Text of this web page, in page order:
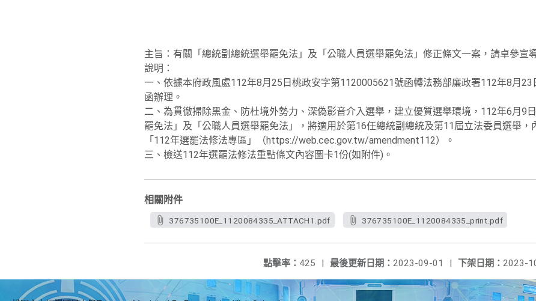
主旨：有關「總統副總統選舉罷免法」及「公職人員選舉罷免法」修正條文一案，請卓參宣
說明：
一、依據本府政風處112年8月25日桃政安字第1120005621號函轉法務部廉政署112年8月
函辦理。
二、為貫徹掃除黑金、防杜境外勢力、深偽影音介入選舉，建立優質選舉環境，112年6月9
罷免法」及「公職人員選舉罷免法」，將適用於第16任總統副總統及第11屆立法委員選舉
「112年選罷法修法專區」（https://web.cec.gov.tw/amendment112）。
三、檢送112年選罷法修法重點條文內容圖卡1份(如附件)。
相關附件
376735100E_1120084335_ATTACH1.pdf 376735100E_1120084335_print.pdf
下架日期： 2023-
最後更新日期： 2023-09-01 |
點擊率： 425 |